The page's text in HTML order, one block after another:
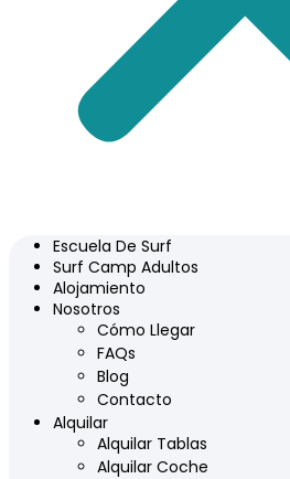
Escuela De Surf
Surf Camp Adultos
Alojamiento
Nosotros
Cómo Llegar
FAQs
Blog
Contacto
Alquilar
Alquilar Tablas
Alquilar Coche